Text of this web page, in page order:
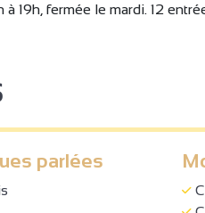
19h, fermée le mardi. 12
parlées